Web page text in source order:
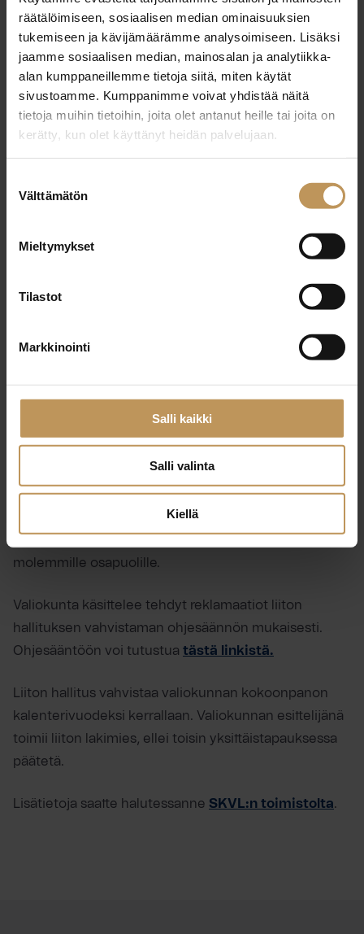
räätälöimiseen, sosiaalisen median ominaisuuksien
tukemiseen ja kävijämäärämme analysoimiseen. Lisäksi
jaamme sosiaalisen median, mainosalan ja analytiikka-
alan kumppaneillemme tietoja siitä, miten käytät
sivustoamme. Kumppanimme voivat yhdistää näitä
tietoja muihin tietoihin, joita olet antanut heille tai joita on
kerätty, kun olet käyttänyt heidän palvelujaan.
valinta
Välttämätön
Mieltymykset
Tilastot
Markkinointi
Salli kaikki
Salli valinta
Kiellä
Mikäli valituskirjelmä saattaa antaa aihetta
jatkotoimenpiteisiin, käsitellään valitus ja sen
valituksia käsittelevässä eettisen toiminnan
valiokunnassa. Eettisen toiminnan valiokunta voi
päättää jättää asian sillensä. Asiassa voidaan tarpeen
mukaan pyytää osapuolilta lisäselvityksiä. Eettisen
toiminnan valiokunnalla on oikeus antaa huomautus
SKVL:n jäsenelle lainsäädännön, hyvän välitystavan
toiminnasta. Mikäli jäsenen rikkomus tai laiminlyönti
huomautuksen antamisen sijasta esittää hallitukselle
poikkeuksellisen vakavissa tapauksissa voi valiokunta
lisäksi esittää liiton hallitukselle jäsenen erottamista.
kirjallisia lausumia ei huomioida.
molemmille osapuolille.
Valiokunta käsittelee tehdyt reklamaatiot liiton
hallituksen vahvistaman ohjesäännön mukaisesti.
Ohjesääntöön voi tutustua tästä linkistä.
Liiton hallitus vahvistaa valiokunnan kokoonpanon
kalenterivuodeksi kerrallaan. Valiokunnan esittelijänä
toimii liiton lakimies, ellei toisin yksittäistapauksessa
päätetä.
Lisätietoja saatte halutessanne SKVL:n toimistolta.